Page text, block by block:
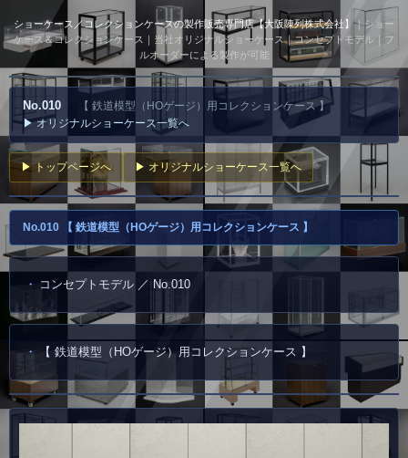
ショーケース／コレクションケースの製作販売専門店【大阪陳列株式会社】｜ショー
ケース＆コレクションケース｜当社オリジナルショーケース｜コンセプトモデル｜フ
ルオーダーによる製作が可能
No.010
【 鉄道模型（HOゲージ）用コレクションケース 】
▶ オリジナルショーケース一覧へ
▶ トップページへ ▶ オリジナルショーケース一覧へ
No.010 【 鉄道模型（HOゲージ）用コレクションケース 】
コンセプトモデル ／ No.010
【 鉄道模型（HOゲージ）用コレクションケース 】